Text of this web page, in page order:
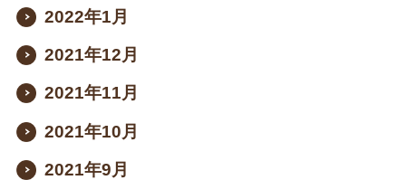
2022年1月
2021年12月
2021年11月
2021年10月
2021年9月